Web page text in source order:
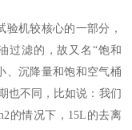
验机较核心的一部分，
过滤的，故又名 “饱和
、沉降量和饱和空气桶
也不同，比如说：我们
的情况下， 15L 的去离